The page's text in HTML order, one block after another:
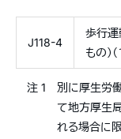
J118-4
歩行運
もの）
注 1
別に厚生労
て地方厚生
れる場合に